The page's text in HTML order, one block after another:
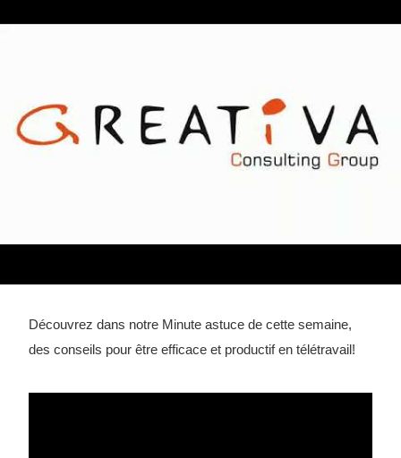
Découvrez dans notre Minute astuce de cette semaine,
des conseils pour être efficace et productif en télétravail!